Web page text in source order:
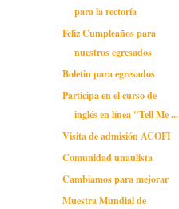
para la rectoría
Feliz Cumpleaños para
nuestros egresados
Boletin para egresados
Participa en el curso de
inglés en línea "Tell Me ...
Visita de admisión ACOFI
Comunidad unaulista
Cambiamos para mejorar
Muestra Mundial de